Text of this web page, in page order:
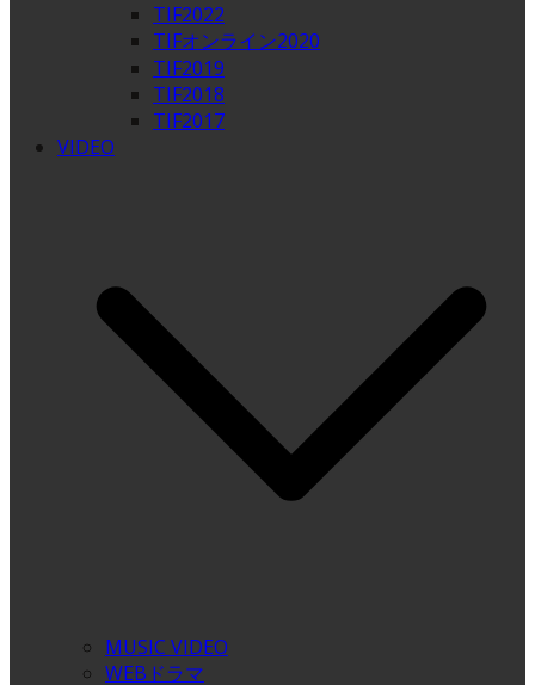
TIF2022
TIFオンライン2020
TIF2019
TIF2018
TIF2017
VIDEO
MUSIC VIDEO
WEBドラマ